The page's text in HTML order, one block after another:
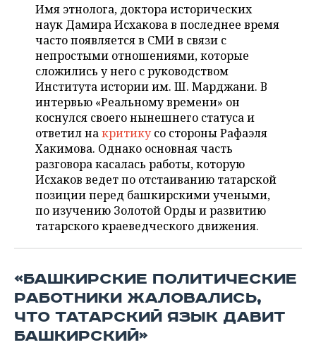
ТОРГОВЫЕ ЦЕНТРЫ
ТАТАРСТАНА
ИНВЕСТИЦИИ
МАШИНОСТРОЕНИЕ
НЕФТЕХИМИЯ
НЕФТЬ
ОПК
ЭНЕРГЕТИКА
НОВОСТИ БИЗНЕСА
РОЗНИЧНАЯ ТОРГОВЛЯ
ТРАНСПОРТ
ТЕХНОЛОГИИ
НОВОСТИ ТЕХНОЛОГИЙ
ТЕЛЕКОММУНИКАЦИИ
МЕРОПРИЯТИЯ
НОВОСТИ МЕРОПРИЯТИЙ
ВЫЕЗДНАЯ РЕДАКЦИЯ
БИЗНЕС-БРАНЧИ
ONLINE-КОНФЕРЕНЦИИ
ОТКРЫТАЯ ЛЕКЦИЯ
СПОРТ
НОВОСТИ СПОРТА
ФУТБОЛ
ХОККЕЙ
БАСКЕТБОЛ
ФИГУРНОЕ КАТАНИЕ
ОБЩЕСТВО
НОВОСТИ ОБЩЕСТВА
ВЛАСТЬ
ИНФРАСТРУКТУРА
МЕДИЦИНА
ФОТОГАЛЕРЕЯ
СЮЖЕТЫ
СПРАВОЧНИК
Имя этнолога, доктора исторических
наук Дамира Исхакова в последнее время
часто появляется в СМИ в связи с
непростыми отношениями, которые
сложились у него с руководством
Института истории им. Ш. Марджани. В
интервью «Реальному времени» он
коснулся своего нынешнего статуса и
ответил накритику со стороны Рафаэля
Хакимова. Однако основная часть
разговора касалась работы, которую
Исхаков ведет по отстаиванию татарской
позиции перед башкирскими учеными,
по изучению Золотой Орды и развитию
татарского краеведческого движения.
«БАШКИРСКИЕ ПОЛИТИЧЕСКИЕ
РАБОТНИКИ ЖАЛОВАЛИСЬ,
ЧТО ТАТАРСКИЙ ЯЗЫК ДАВИТ
БАШКИРСКИЙ»